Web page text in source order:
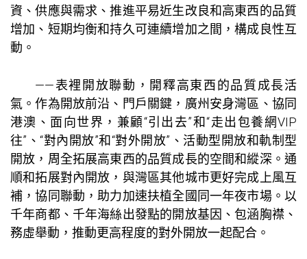
資、供應與需求、推進平易近生改良和高東西的品質
增加、短期均衡和持久可連續增加之間，構成良性互
動。
——表裡開放聯動，開釋高東西的品質成長活
氣。作為開放前沿、門戶關鍵，廣州安身灣區、協同
港澳、面向世界，兼顧“引出去”和“走出包養網VIP
往”、“對內開放”和“對外開放”、活動型開放和軌制型
開放，周全拓展高東西的品質成長的空間和縱深。通
順和拓展對內開放，與灣區其他城市更好完成上風互
補，協同聯動，助力加速扶植全國同一年夜市場。以
千年商都、千年海絲出發點的開放基因、包涵胸襟、
務虛舉動，推動更高程度的對外開放一起配合。